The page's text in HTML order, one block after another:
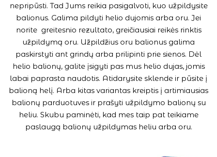
nepripūsti. Tad Jums reikia pasigalvoti, kuo užpildysite
balionus. Galima pildyti helio dujomis arba oru. Jei
norite greitesnio rezultato, greičiausiai reikės rinktis
užpildymą oru. Užpildžius oru balionus galima
paskirstyti ant grindų arba prilipinti prie sienos. Dėl
helio balionų, galite įsigyti pas mus helio dujas, jomis
labai paprasta naudotis. Atidarysite sklende ir pūsite į
balioną helį. Arba kitas variantas kreiptis į artimiausias
balionų parduotuves ir prašyti užpildymo balionų su
heliu. Skubu paminėti, kad mes taip pat teikiame
paslaugą balionų užpildymas heliu arba oru.